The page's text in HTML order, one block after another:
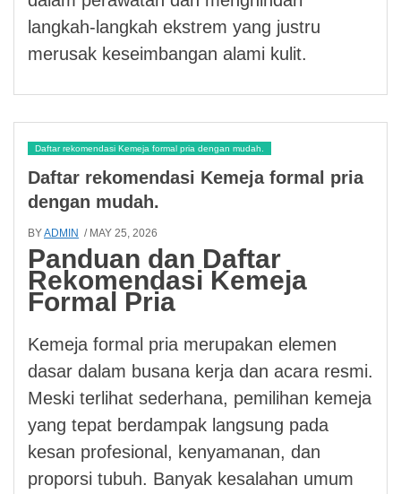
langkah-langkah ekstrem yang justru
merusak keseimbangan alami kulit.
Daftar rekomendasi Kemeja formal pria dengan mudah.
Daftar rekomendasi Kemeja formal pria
dengan mudah.
BYADMIN / MAY 25, 2026
Panduan dan Daftar
Rekomendasi Kemeja
Formal Pria
Kemeja formal pria merupakan elemen
dasar dalam busana kerja dan acara resmi.
Meski terlihat sederhana, pemilihan kemeja
yang tepat berdampak langsung pada
kesan profesional, kenyamanan, dan
proporsi tubuh. Banyak kesalahan umum